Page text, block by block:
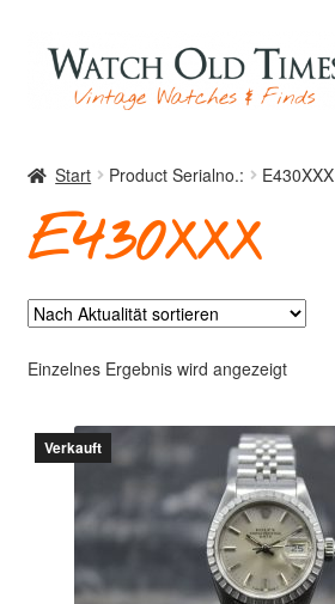
Zur
Navigation
springen
Zum
Inhalt
springen
Uhren
Archiv
Über mich
Start Product Serialno.: E430XXX
E430XXX
Einzelnes Ergebnis wird angezeigt
Verkauft